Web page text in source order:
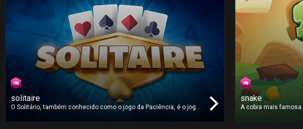
solitaire
O Solitário, também conhecido como o jogo da Paciência, é o jogo
snake
A cobra mais